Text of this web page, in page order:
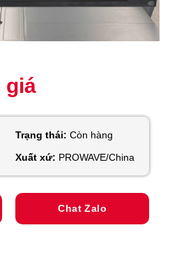
giá
Trạng thái: Còn hàng
Xuất xứ: PROWAVE/China
Chat Zalo